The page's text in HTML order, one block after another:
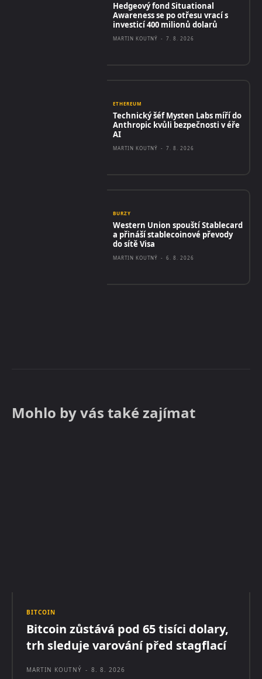
Hedgeový fond Situational
Awareness se po otřesu vrací s
investicí 400 milionů dolarů
MARTIN KOUTNÝ - 7. 8. 2026
ETHEREUM
Technický šéf Mysten Labs míří do
Anthropic kvůli bezpečnosti v éře
AI
MARTIN KOUTNÝ - 7. 8. 2026
BURZY
Western Union spouští Stablecard
a přináší stablecoinové převody
do sítě Visa
MARTIN KOUTNÝ - 6. 8. 2026
Mohlo by vás také zajímat
BITCOIN
Bitcoin zůstává pod 65 tisíci dolary,
trh sleduje varování před stagflací
MARTIN KOUTNÝ - 8. 8. 2026